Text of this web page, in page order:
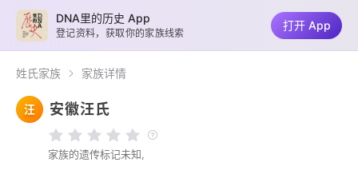
姓氏家族 家族详情
汪 安徽汪氏
家族的遗传标记未知,
DNA里的历史 App
登记资料，获取你的家族线索
打开 App